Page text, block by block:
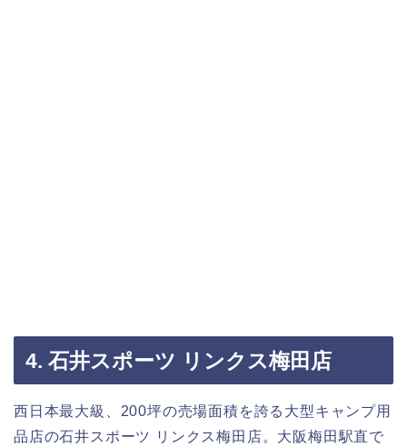
4. 石井スポーツ リンクス梅田店
西日本最大級、200坪の売場面積を誇る大型キャンプ用
品店の石井スポーツ リンクス梅田店。大阪梅田駅直で